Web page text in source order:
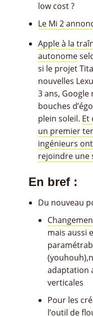
low cost ?
Le Mi 2
Apple à la
autonome
si le projet
nouvelles
3 ans, Google
bouches
plein soleil. Et
un premier
ingénieurs
rejoindre une
En bref :
Du nouveau
mais aussi
adaptation
verticales
Pour les
l’outil de